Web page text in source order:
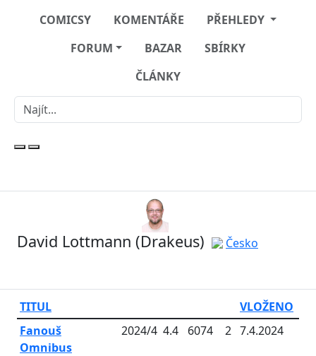
COMICSY KOMENTÁŘE
PŘEHLEDY
FORUM
BAZAR
SBÍRKY
ČLÁNKY
David Lottmann (Drakeus) Česko
TITUL
VLOŽENO
Fanouš
Omnibus
2024/4 4.4 6074 2 7.4.2024